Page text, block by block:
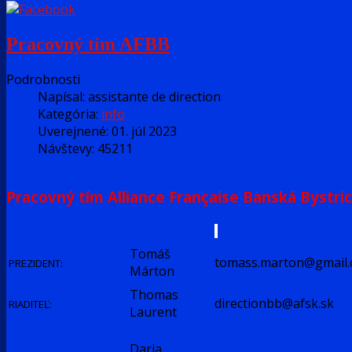
Pracovný tím AFBB
Podrobnosti
Napísal: assistante de direction
Kategória: info
Uverejnené: 01. júl 2023
Návštevy: 45211
Pracovný tím Alliance Française Banská
PREZIDENT:
Tomáš
Márton
RIADITEĽ:
Thomas
Laurent
directionbb@afsk.sk